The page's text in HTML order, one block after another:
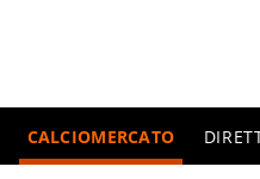
CALCIOMERCATO